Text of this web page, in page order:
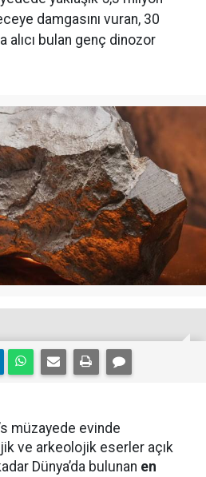
damgasını vuran, 30
alıcı bulan genç dinozor
müzayede evinde
ve arkeolojik eserler açık
Dünya’da bulunan en